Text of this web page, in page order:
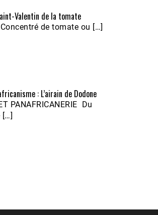
Valentin de la tomate
de tomate ou […]
: L’airain de Dodone
PANAFRICANERIE Du
[…]